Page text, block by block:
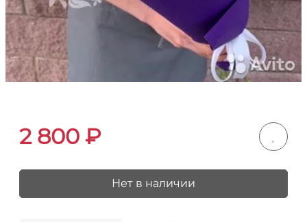
2 800 ₽
Нет в наличии